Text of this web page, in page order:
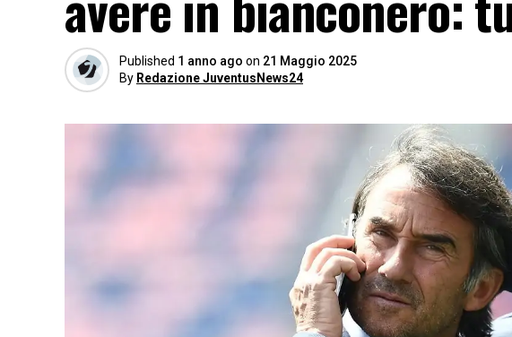
Published 1 anno ago on 21 Maggio 2025
By Redazione JuventusNews24